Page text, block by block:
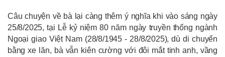
Câu chuyện về bà lại càng thêm ý nghĩa khi vào sáng ngày
25/8/2025, tại Lễ kỷ niệm 80 năm ngày truyền thống ngành
Ngoại giao Việt Nam (28/8/1945 - 28/8/2025), dù di chuyển
bằng xe lăn, bà vẫn kiên cường với đôi mắt tinh anh, vầng